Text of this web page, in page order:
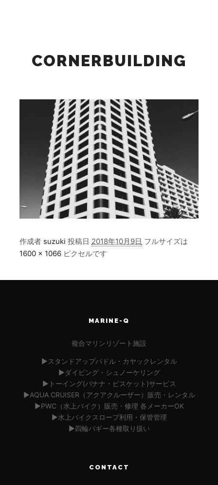
CORNERBUILDING
作成者 suzuki 投稿日 2018年10月9日 フルサイズは
1600 × 1066 ピクセルです
MARINE-Q
複合マリンリゾート施設
▶︎スタンドアップパドル・カヤックレンタル
▶︎ダイビング・シュノーケリング
▶︎トーイング(バナナ・ビスケット)サービス
▶︎AQUA CRUISER（アクアクルーザー）販売・レンタル
▶︎PWC（水上バイク）販売・修理 各メーカーOK
▶︎水上バイクスロープ利用・保管管理
▶︎四輪バギー各種取り扱い
CONTACT